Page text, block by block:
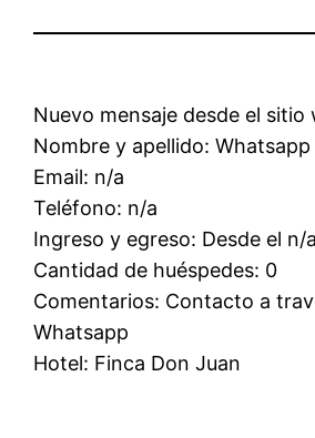
Nuevo mensaje desde el sitio
Nombre y apellido: Whatsapp
Email: n/a
Teléfono: n/a
Ingreso y egreso: Desde el n/
Cantidad de huéspedes: 0
Comentarios: Contacto a
Whatsapp
Hotel: Finca Don Juan